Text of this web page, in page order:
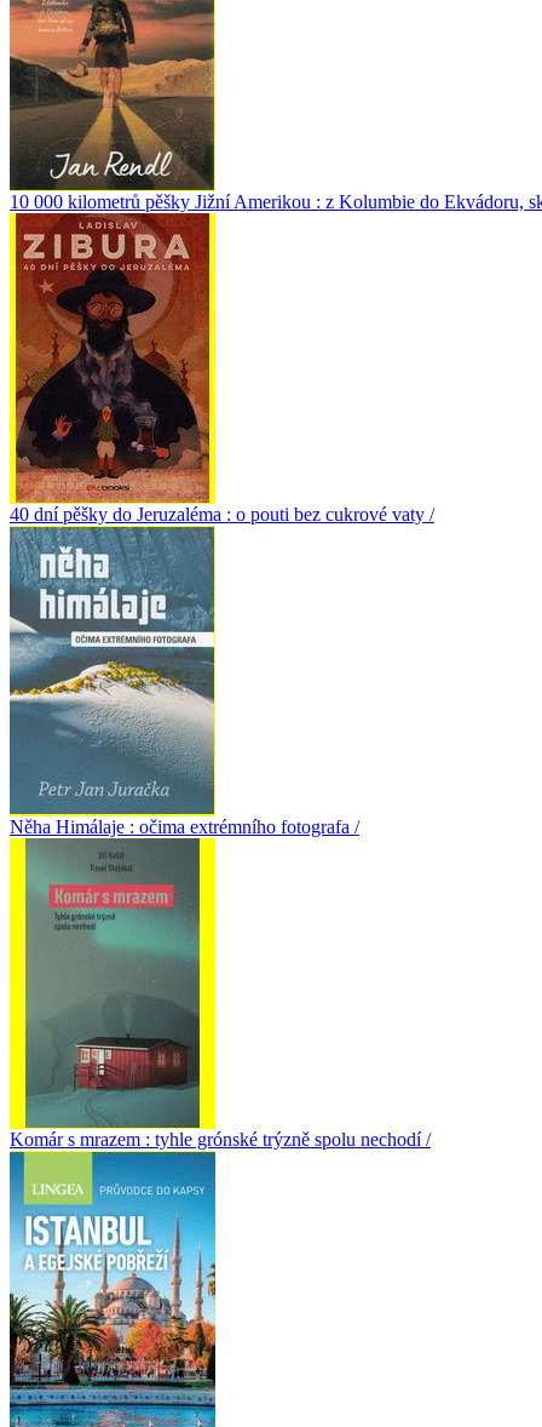
10 000 kilometrů pěšky Jižní Amerikou : z Kolumbie do Ekvádoru,
40 dní pěšky do Jeruzaléma : o pouti bez cukrové vaty /
Něha Himálaje : očima extrémního fotografa /
Komár s mrazem : tyhle grónské trýzně spolu nechodí /